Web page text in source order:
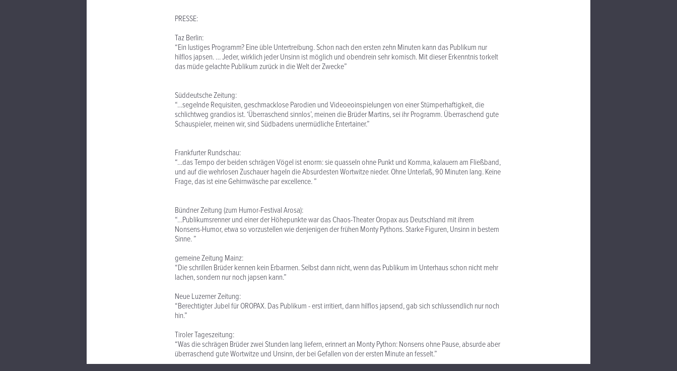
PRESSE:
Taz Berlin:
“Ein lustiges Programm? Eine üble Untertreibung. Schon nach den ersten zehn Minuten kann das Publikum nur
hilflos japsen. … Jeder, wirklich jeder Unsinn ist möglich und obendrein sehr komisch. Mit dieser Erkenntnis torkelt
das müde gelachte Publikum zurück in die Welt der Zwecke”
Süddeutsche Zeitung:
“…segelnde Requisiten, geschmacklose Parodien und Videoeoinspielungen von einer Stümperhaftigkeit, die
schlichtweg grandios ist. ‘Überraschend sinnlos’, meinen die Brüder Martins, sei ihr Programm. Überraschend gute
Schauspieler, meinen wir, sind Südbadens unermüdliche Entertainer.”
Frankfurter Rundschau:
“…das Tempo der beiden schrägen Vögel ist enorm: sie quasseln ohne Punkt und Komma, kalauern am Fließband,
und auf die wehrlosen Zuschauer hageln die Absurdesten Wortwitze nieder. Ohne Unterlaß, 90 Minuten lang. Keine
Frage, das ist eine Gehirnwäsche par excellence. ”
Bündner Zeitung (zum Humor-Festival Arosa):
“…Publikumsrenner und einer der Höhepunkte war das Chaos-Theater Oropax aus Deutschland mit ihrem
Nonsens-Humor, etwa so vorzustellen wie denjenigen der frühen Monty Pythons. Starke Figuren, Unsinn in bestem
Sinne. ”
gemeine Zeitung Mainz:
“Die schrillen Brüder kennen kein Erbarmen. Selbst dann nicht, wenn das Publikum im Unterhaus schon nicht mehr
lachen, sondern nur noch japsen kann.”
Neue Luzerner Zeitung:
“Berechtigter Jubel für OROPAX. Das Publikum - erst irritiert, dann hilflos japsend, gab sich schlussendlich nur noch
hin.”
Tiroler Tageszeitung:
“Was die schrägen Brüder zwei Stunden lang liefern, erinnert an Monty Python: Nonsens ohne Pause, absurde aber
überraschend gute Wortwitze und Unsinn, der bei Gefallen von der ersten Minute an fesselt.”